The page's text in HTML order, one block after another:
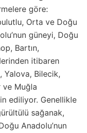
göre:
Orta ve Doğu
güneyi, Doğu
Bartın,
itibaren
Yalova, Bilecik,
ve Muğla
ediliyor. Genellikle
sağanak,
Anadolu’nun